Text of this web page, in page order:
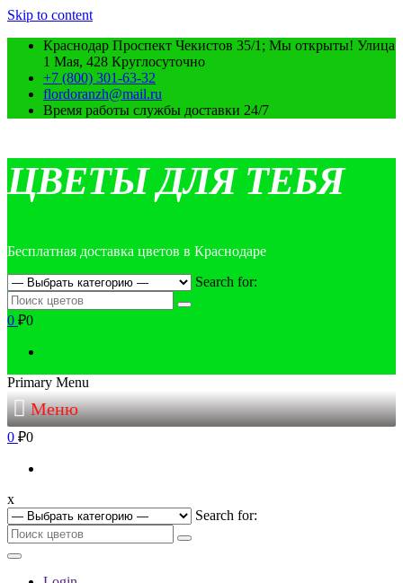
Skip to content
Краснодар Проспект Чекистов 35/1; Мы открыты! Улица
1 Мая, 428 Круглосуточно
+7 (800) 301-63-32
flordoranzh@mail.ru
Время работы службы доставки 24/7
ЦВЕТЫ ДЛЯ ТЕБЯ
Бесплатная доставка цветов в Краснодаре
Search for:
0 ₽0
Primary Menu
Меню
0 ₽0
x
Search for: